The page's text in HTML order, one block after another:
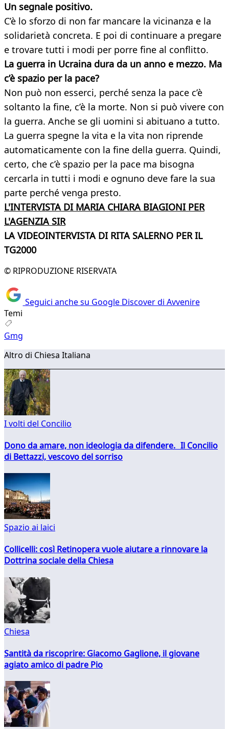
Un segnale positivo.
C’è lo sforzo di non far mancare la vicinanza e la
solidarietà concreta. E poi di continuare a pregare
e trovare tutti i modi per porre fine al conflitto.
La guerra in Ucraina dura da un anno e mezzo. Ma
c’è spazio per la pace?
Non può non esserci, perché senza la pace c’è
soltanto la fine, c’è la morte. Non si può vivere con
la guerra. Anche se gli uomini si abituano a tutto.
La guerra spegne la vita e la vita non riprende
automaticamente con la fine della guerra. Quindi,
certo, che c’è spazio per la pace ma bisogna
cercarla in tutti i modi e ognuno deve fare la sua
parte perché venga presto.
L'INTERVISTA DI MARIA CHIARA BIAGIONI PER
L'AGENZIA SIR
LA VIDEOINTERVISTA DI RITA SALERNO PER IL
TG2000
© RIPRODUZIONE RISERVATA
Seguici anche su Google Discover di Avvenire
Temi
Gmg
Altro di Chiesa Italiana
I volti del Concilio
Dono da amare, non ideologia da difendere. Il Concilio
di Bettazzi, vescovo del sorriso
Spazio ai laici
Collicelli: così Retinopera vuole aiutare a rinnovare la
Dottrina sociale della Chiesa
Chiesa
Santità da riscoprire: Giacomo Gaglione, il giovane
agiato amico di padre Pio